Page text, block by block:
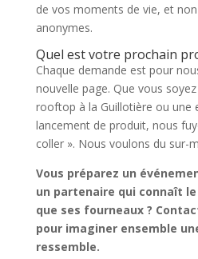
de vos moments de vie, et
anonymes.
Quel est votre prochain
Chaque demande est pour
nouvelle page. Que vous
rooftop à la Guillotière ou une
lancement de produit, nous
coller ». Nous voulons du sur-
Vous préparez un
un partenaire qui connaît
que ses fourneaux ?
pour imaginer ensemble
ressemble.